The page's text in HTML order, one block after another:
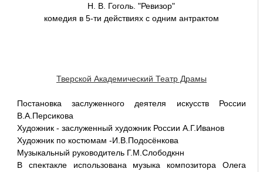
Н. В. Гоголь. "Ревизор"
комедия в 5-ти действиях с одним антрактом
Тверской Академический Театр Драмы
Постановка заслуженного деятеля искусств России
В.А.Персикова
Художник - заслуженный художник России А.Г.Иванов
Художник по костюмам -И.В.Подосёнкова
Музыкальный руководитель Г.М.Слободкнн
В спектакле использована музыка композитора Олега